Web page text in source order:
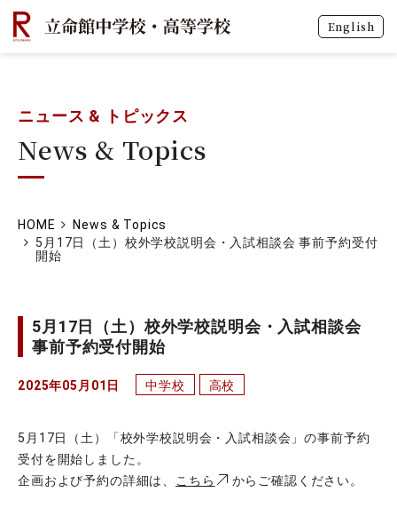
English
ニュース & トピックス
News & Topics
HOME
News & Topics
5月17日（土）校外学校説明会・入試相談会 事前予約受付
開始
5月17日（土）校外学校説明会・入試相談会
事前予約受付開始
2025年05月01日 中学校 高校
5月17日（土）「校外学校説明会・入試相談会」の事前予約
受付を開始しました。
企画および予約の詳細は、
こちら からご確認ください。